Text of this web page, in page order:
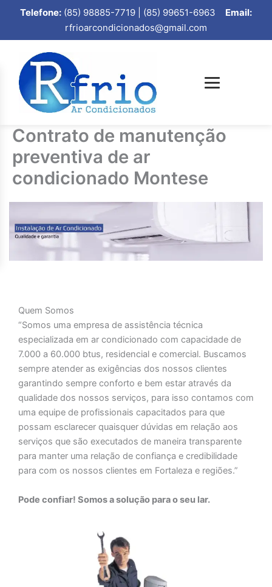
Telefone: (85) 98885-7719 | (85) 99651-6963 Email:
rfrioarcondicionados@gmail.com
Contrato de manutenção
preventiva de ar
condicionado Montese
Quem Somos
“Somos uma empresa de assistência técnica
especializada em ar condicionado com capacidade de
7.000 a 60.000 btus, residencial e comercial. Buscamos
sempre atender as exigências dos nossos clientes
garantindo sempre conforto e bem estar através da
qualidade dos nossos serviços, para isso contamos com
uma equipe de profissionais capacitados para que
possam esclarecer quaisquer dúvidas em relação aos
serviços que são executados de maneira transparente
para manter uma relação de confiança e credibilidade
para com os nossos clientes em Fortaleza e regiões.”
Pode confiar! Somos a solução para o seu lar.